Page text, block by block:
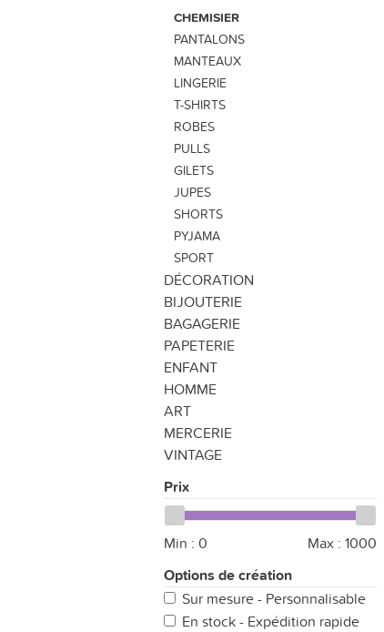
CHEMISIER
PANTALONS
MANTEAUX
LINGERIE
T-SHIRTS
ROBES
PULLS
GILETS
JUPES
SHORTS
PYJAMA
SPORT
DÉCORATION
BIJOUTERIE
BAGAGERIE
PAPETERIE
ENFANT
HOMME
ART
MERCERIE
VINTAGE
Prix
Min : 0 Max : 1000
Options de création
Sur mesure - Personnalisable
En stock - Expédition rapide